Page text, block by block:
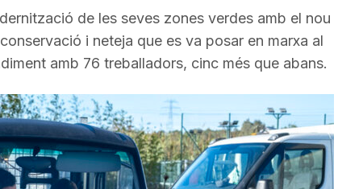
cap
amunt/
avall
a
o
disminuir
de les seves zones verdes amb el nou
i neteja que es va posar en marxa al
amb 76 treballadors, cinc més que abans.